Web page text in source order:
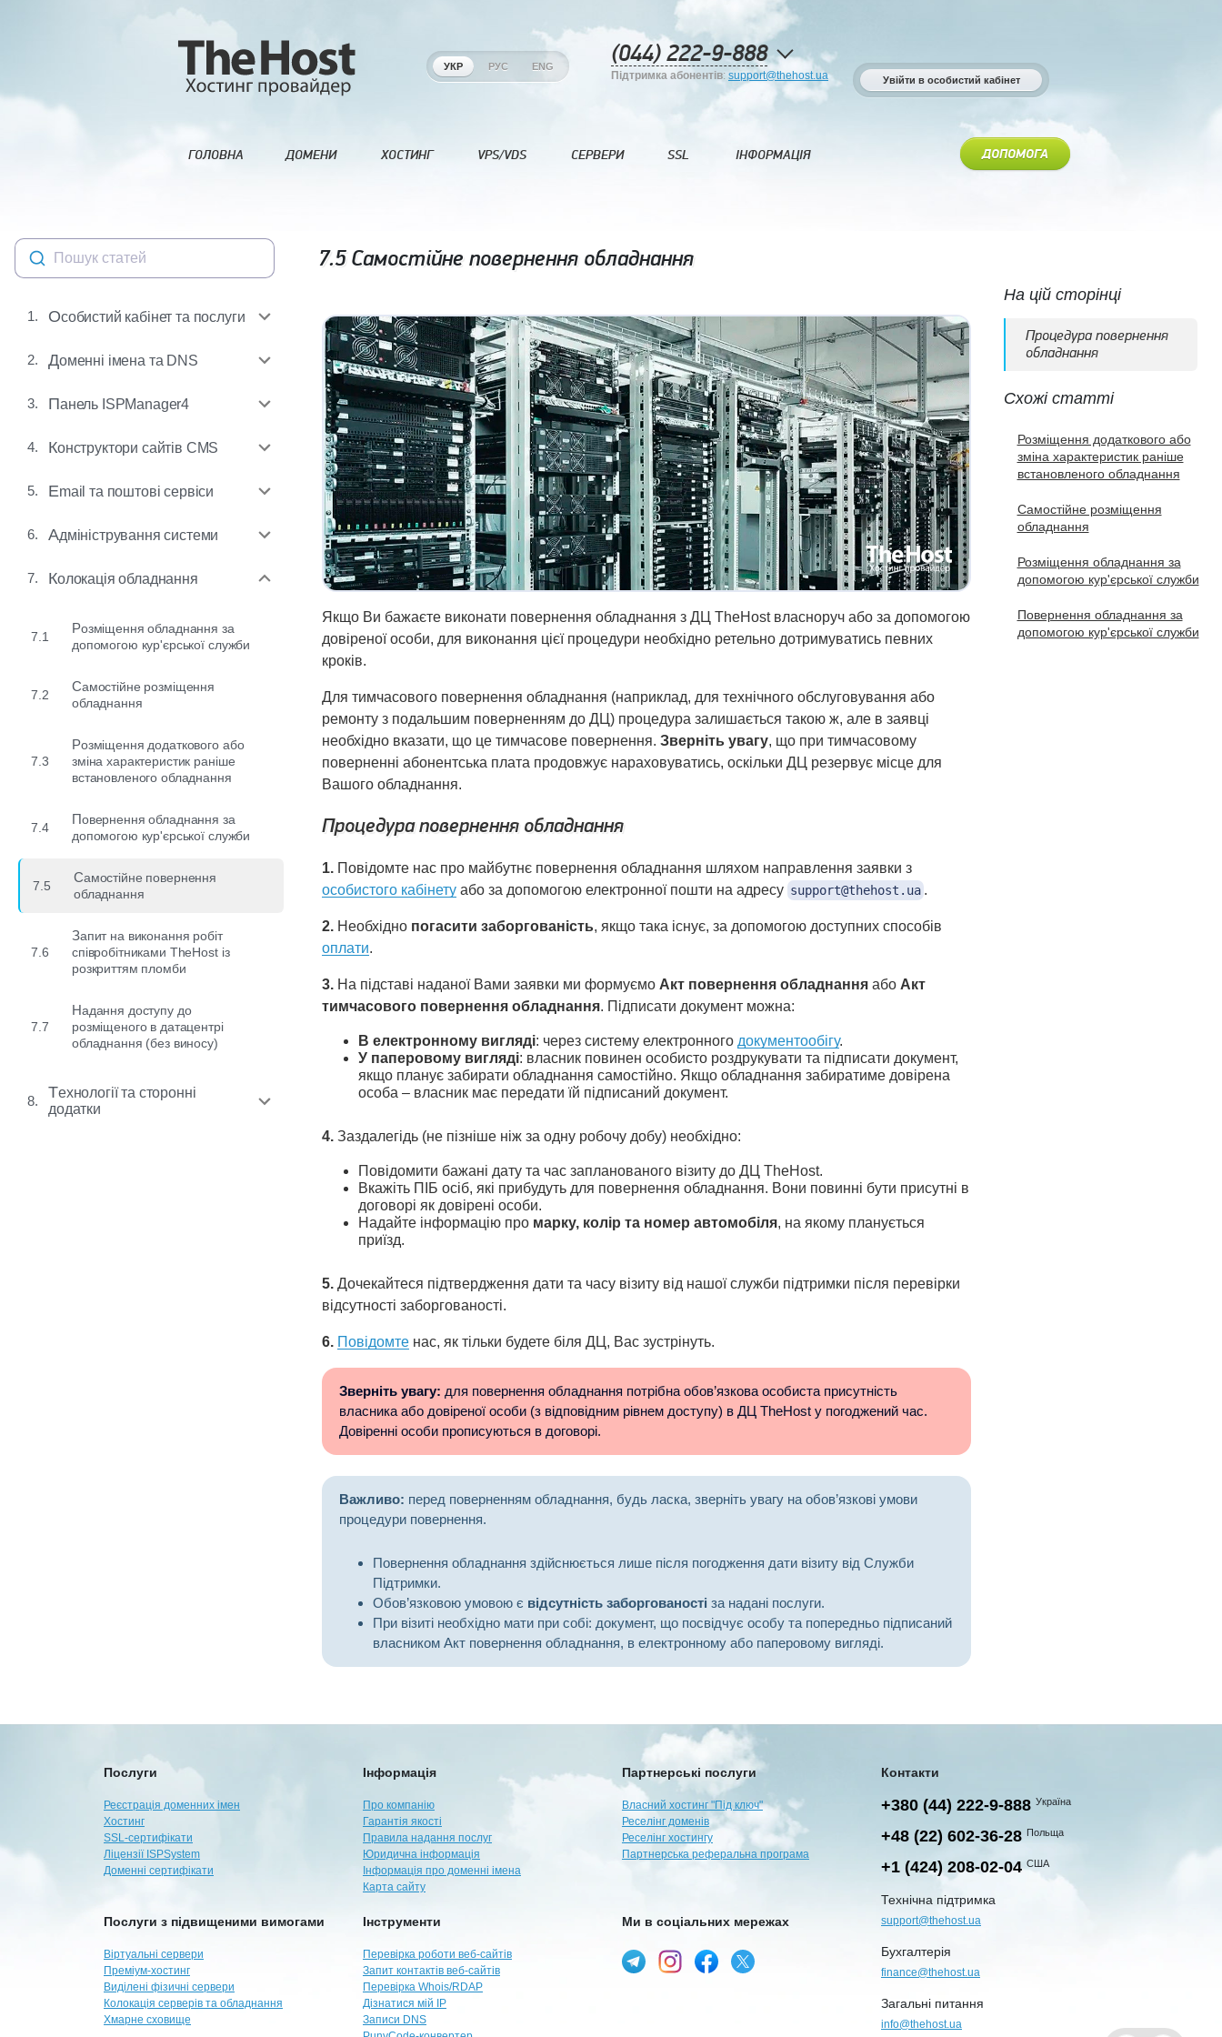
УКР РУС ENG (044) 222-9-888
Підтримка абонентів: support@thehost.ua Увійти в особистий кабінет
ГОЛОВНА ДОМЕНИ ХОСТИНГ VPS/VDS СЕРВЕРИ SSL ІНФОРМАЦІЯ ДОПОМОГА
Пошук статей 7.5Самостійне повернення обладнання
1. Особистий кабінет та послуги
2. Доменні імена та DNS
3. Панель ISPManager4
4. Конструктори сайтів CMS
5. Email та поштові сервіси
6. Адміністрування системи
7. Колокація обладнання
7.1
Розміщення обладнання за
допомогою кур'єрської служби
7.2
Самостійне розміщення
обладнання
7.3
Розміщення додаткового або
зміна характеристик раніше
встановленого обладнання
7.4
Повернення обладнання за
допомогою кур'єрської служби
7.5
Самостійне повернення
обладнання
7.6
Запит на виконання робіт
співробітниками TheHost із
розкриттям пломби
7.7
Надання доступу до
розміщеного в датацентрі
обладнання (без виносу)
8. Технології та сторонні
додатки
Якщо Ви бажаєте виконати повернення обладнання з ДЦ TheHost власноруч або за допомогою
довіреної особи, для виконання цієї процедури необхідно ретельно дотримуватись певних
кроків.
Для тимчасового повернення обладнання (наприклад, для технічного обслуговування або
ремонту з подальшим поверненням до ДЦ) процедура залишається такою ж, але в заявці
необхідно вказати, що це тимчасове повернення. Зверніть увагу, що при тимчасовому
поверненні абонентська плата продовжує нараховуватись, оскільки ДЦ резервує місце для
Вашого обладнання.
Процедура повернення обладнання
1. Повідомте нас про майбутнє повернення обладнання шляхом направлення заявки з
особистого кабінету або за допомогою електронної пошти на адресу support@thehost.ua .
2. Необхідно погасити заборгованість, якщо така існує, за допомогою доступних способів
оплати.
3. На підставі наданої Вами заявки ми формуємо Акт повернення обладнання або Акт
тимчасового повернення обладнання. Підписати документ можна:
В електронному вигляді: через систему електронного документообігу.
У паперовому вигляді: власник повинен особисто роздрукувати та підписати документ,
якщо планує забирати обладнання самостійно. Якщо обладнання забиратиме довірена
особа – власник має передати їй підписаний документ.
4. Заздалегідь (не пізніше ніж за одну робочу добу) необхідно:
Повідомити бажані дату та час запланованого візиту до ДЦ TheHost.
Вкажіть ПІБ осіб, які прибудуть для повернення обладнання. Вони повинні бути присутні в
договорі як довірені особи.
Надайте інформацію про марку, колір та номер автомобіля, на якому планується
приїзд.
5. Дочекайтеся підтвердження дати та часу візиту від нашої служби підтримки після перевірки
відсутності заборгованості.
6. Повідомте нас, як тільки будете біля ДЦ, Вас зустрінуть.
Зверніть увагу: для повернення обладнання потрібна обов’язкова особиста присутність
власника або довіреної особи (з відповідним рівнем доступу) в ДЦ TheHost у погоджений час.
Довіренні особи прописуються в договорі.
Важливо: перед поверненням обладнання, будь ласка, зверніть увагу на обов’язкові умови
процедури повернення.
Повернення обладнання здійснюється лише після погодження дати візиту від Служби
Підтримки.
Обов’язковою умовою є відсутність заборгованості за надані послуги.
При візиті необхідно мати при собі: документ, що посвідчує особу та попередньо підписаний
власником Акт повернення обладнання, в електронному або паперовому вигляді.
На цій сторінці
Процедура повернення
обладнання
Схожі статті
Розміщення додаткового або
зміна характеристик раніше
встановленого обладнання
Самостійне розміщення
обладнання
Розміщення обладнання за
допомогою кур'єрської служби
Повернення обладнання за
допомогою кур'єрської служби
Послуги
Реєстрація доменних імен
Хостинг
SSL-сертифікати
Ліцензії ISPSystem
Доменні сертифікати
Інформація
Про компанію
Гарантія якості
Правила надання послуг
Юридична інформація
Інформація про доменні імена
Карта сайту
Партнерські послуги
Власний хостинг "Під ключ"
Реселінг доменів
Реселінг хостингу
Партнерська реферальна програма
Послуги з підвищеними вимогами
Віртуальні сервери
Преміум-хостинг
Виділені фізичні сервери
Колокація серверів та обладнання
Хмарне сховище
Інструменти
Перевірка роботи веб-сайтів
Запит контактів веб-сайтів
Перевірка Whois/RDAP
Дізнатися мій IP
Записи DNS
Ми в соціальних мережах
Контакти
+380 (44) 222-9-888 Україна
+48 (22) 602-36-28 Польща
+1 (424) 208-02-04 США
Технічна підтримка
support@thehost.ua
Бухгалтерія
finance@thehost.ua
Загальні питання
info@thehost.ua